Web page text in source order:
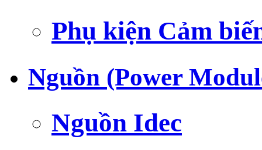
Phụ kiện Cảm
Nguồn (Power
Nguồn Idec